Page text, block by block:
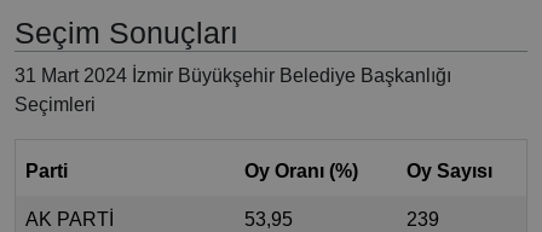
Seçim Sonuçları
31 Mart 2024 İzmir Büyükşehir Belediye Başkanlığı
Seçimleri
Parti Oy Oranı (%) Oy Sayısı
AK PARTİ 53,95 239